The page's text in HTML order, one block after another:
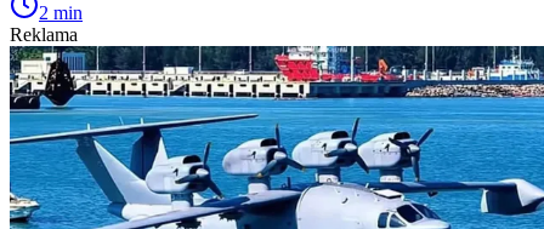
2 min
Reklama